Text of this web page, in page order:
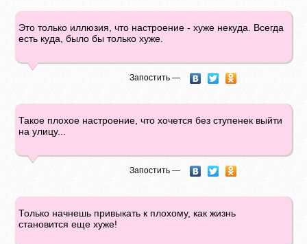
Это только иллюзия, что настроение - хуже некуда. Всегда
есть куда, было бы только хуже.
Запостить —
Такое плохое настроение, что хочется без ступенек выйти
на улицу...
Запостить —
Только начнешь привыкать к плохому, как жизнь
становится еще хуже!